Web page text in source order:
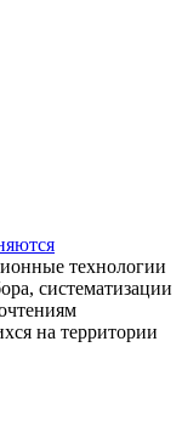
технологии
систематизации
на территории